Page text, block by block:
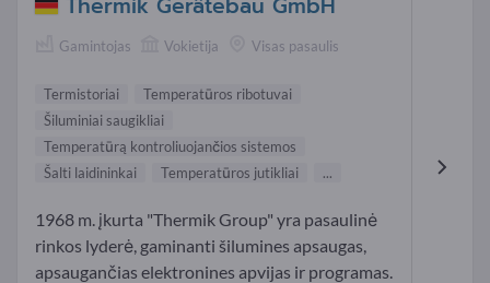
Gamintojas Vokietija Visas pasaulis
Termistoriai
Temperatūros ribotuvai
Šiluminiai saugikliai
Temperatūrą kontroliuojančios sistemos
Šalti laidininkai
Temperatūros jutikliai ...
1968 m. įkurta "Thermik Group" yra pasaulinė
rinkos lyderė, gaminanti šilumines apsaugas,
apsaugančias elektronines apvijas ir programas.